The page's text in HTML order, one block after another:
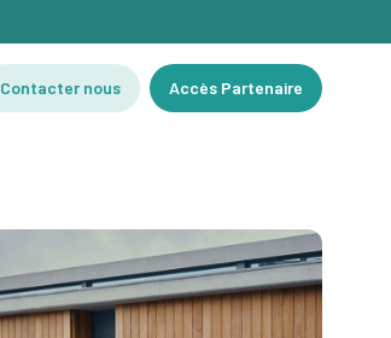
Contacter nous Accès Partenaire